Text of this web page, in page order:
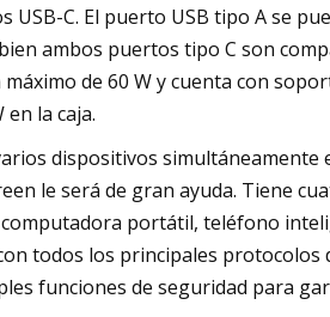
USB-C. El puerto USB tipo A se
ambos puertos tipo C son
de 60 W y cuenta con
en la caja.
dispositivos
le será de gran ayuda. Tiene
portátil, teléfono
todos los principales protocolos
funciones de seguridad para